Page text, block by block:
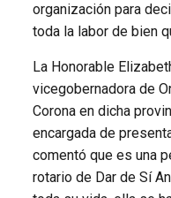
organización para
toda la labor de bien
La Honorable
vicegobernadora de
Corona en dicha
encargada de
comentó que es una
rotario de Dar de Sí